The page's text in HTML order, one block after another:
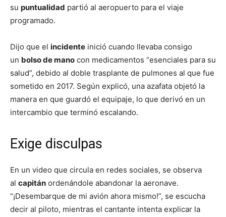
su puntualidad partió al aeropuerto para el viaje
programado.
Dijo que el incidente inició cuando llevaba consigo
un bolso de mano con medicamentos “esenciales para su
salud”, debido al doble trasplante de pulmones al que fue
sometido en 2017. Según explicó, una azafata objetó la
manera en que guardó el equipaje, lo que derivó en un
intercambio que terminó escalando.
Exige disculpas
En un video que circula en redes sociales, se observa
al capitán ordenándole abandonar la aeronave.
“¡Desembarque de mi avión ahora mismo!”, se escucha
decir al piloto, mientras el cantante intenta explicar la